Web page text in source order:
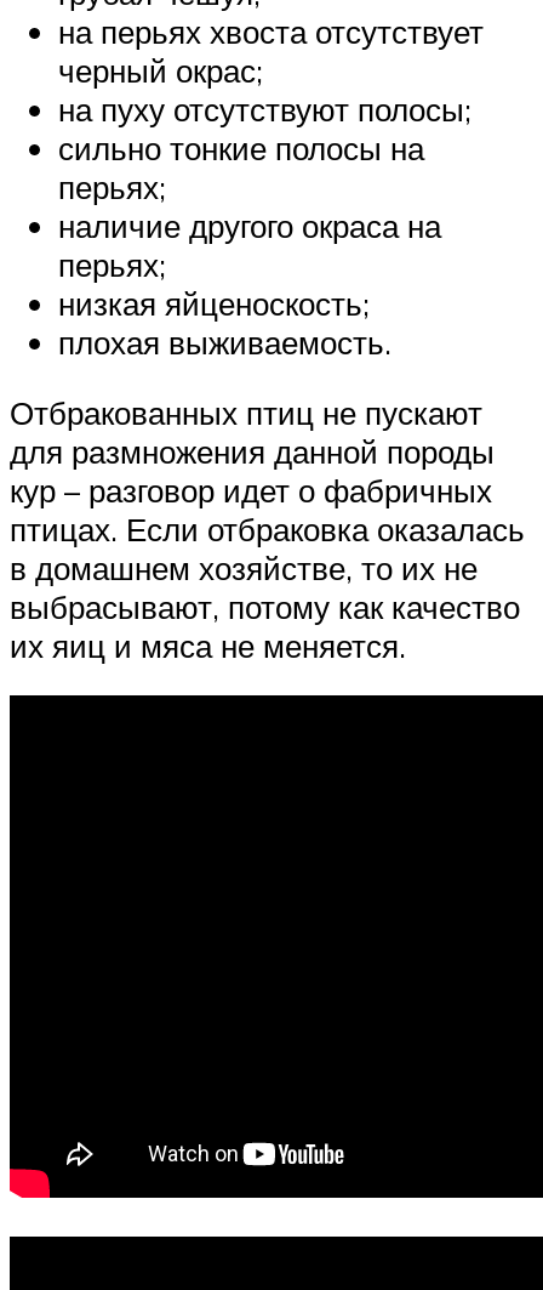
на перьях хвоста отсутствует
черный окрас;
на пуху отсутствуют полосы;
сильно тонкие полосы на
перьях;
наличие другого окраса на
перьях;
низкая яйценоскость;
плохая выживаемость.
Отбракованных птиц не пускают
для размножения данной породы
кур – разговор идет о фабричных
птицах. Если отбраковка оказалась
в домашнем хозяйстве, то их не
выбрасывают, потому как качество
их яиц и мяса не меняется.